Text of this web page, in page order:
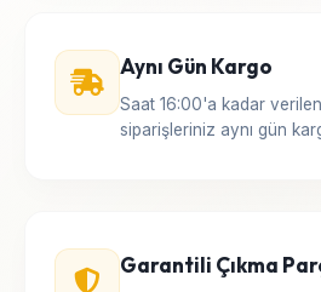
Aynı Gün Kargo
Saat 16:00'a kadar
siparişleriniz aynı gün
Garantili Çıkma